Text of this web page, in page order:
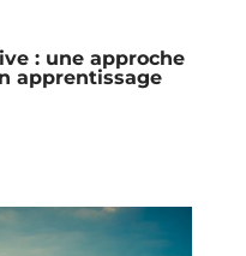
: une approche
apprentissage